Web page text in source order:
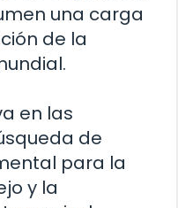
una carga
de la
en las
de
para la
y la